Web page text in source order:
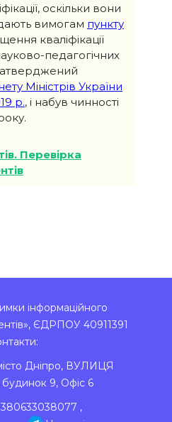
оскільки вони
вимогам пункту
кваліфікації
педагогічних
Міністрів України
р., і набув чинності
Перевірка
інформаційного
ЄДРПОУ 40911391
Дніпро, ВУЛИЦЯ
9, Офіс 6
,